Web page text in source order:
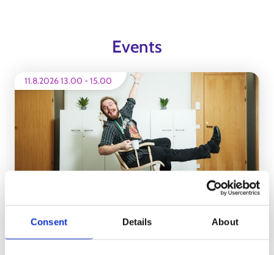
Consent Details About
Events
11.8.2026 13.00 -15.00
Yrittäjyyden olohuone Outokumpu ja Polvijärvi
INFO